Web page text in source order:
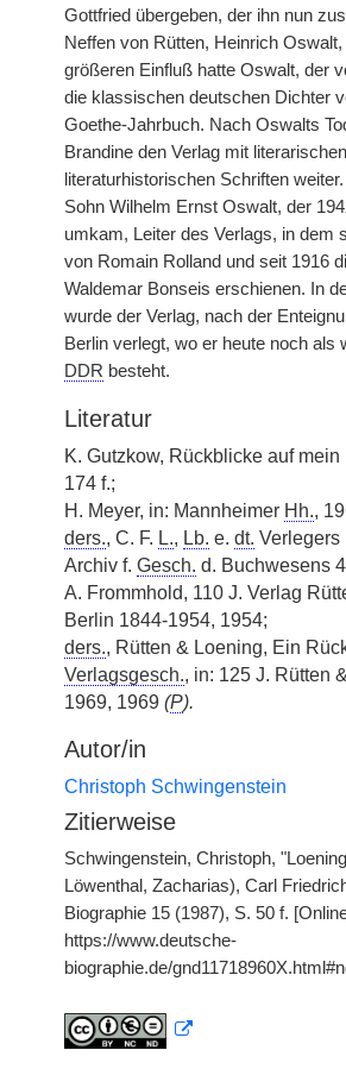
Gottfried übergeben, der ihn nun
Neffen von Rütten, Heinrich
größeren Einfluß hatte Oswalt, der
die klassischen deutschen Dichter
Goethe-Jahrbuch. Nach Oswalts
Brandine den Verlag mit
literaturhistorischen Schriften
Sohn Wilhelm Ernst Oswalt, der
umkam, Leiter des Verlags, in dem
von Romain Rolland und seit 1916
Waldemar Bonseis erschienen. In
wurde der Verlag, nach der
Berlin verlegt, wo er heute noch als
DDR besteht.
Literatur
K. Gutzkow, Rückblicke auf mein
174 f.;
H. Meyer, in: Mannheimer Hh.,
ders., C. F. L., Lb. e. dt. Verlegers
Archiv f. Gesch. d. Buchwesens
A. Frommhold, 110 J. Verlag
Berlin 1844-1954, 1954;
ders., Rütten & Loening, Ein
Verlagsgesch., in: 125 J. Rütten
1969, 1969 (P).
Autor/in
Christoph Schwingenstein
Zitierweise
Schwingenstein, Christoph,
Löwenthal, Zacharias), Carl
Biographie 15 (1987), S. 50 f.
https://www.deutsche-
biographie.de/